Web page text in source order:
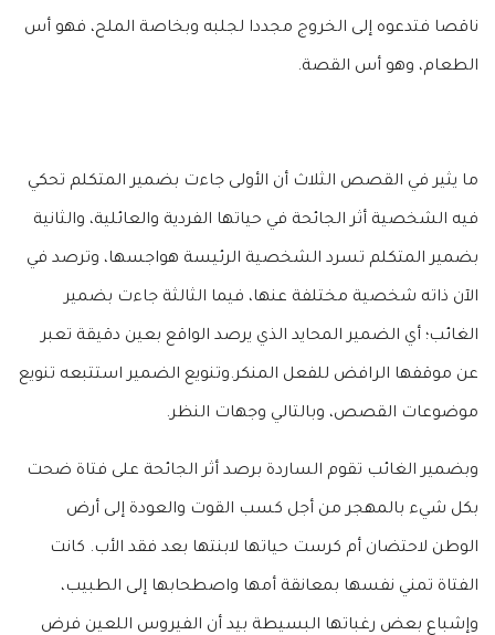
ناقصا فتدعوه إلى الخروج مجددا لجلبه وبخاصة الملح، فهو أس
الطعام، وهو أس القصة.
ما يثير في القصص الثلاث أن الأولى جاءت بضمير المتكلم تحكي
فيه الشخصية أثر الجائحة في حياتها الفردية والعائلية، والثانية
بضمير المتكلم تسرد الشخصية الرئيسة هواجسها، وترصد في
الآن ذاته شخصية مختلفة عنها، فيما الثالثة جاءت بضمير
الغائب؛ أي الضمير المحايد الذي يرصد الواقع بعين دقيقة تعبر
عن موقفها الرافض للفعل المنكر.وتنويع الضمير استتبعه تنويع
موضوعات القصص، وبالتالي وجهات النظر.
وبضمير الغائب تقوم الساردة برصد أثر الجائحة على فتاة ضحت
بكل شيء بالمهجر من أجل كسب القوت والعودة إلى أرض
الوطن لاحتضان أم كرست حياتها لابنتها بعد فقد الأب. كانت
الفتاة تمني نفسها بمعانقة أمها واصطحابها إلى الطبيب،
وإشباع بعض رغباتها البسيطة بيد أن الفيروس اللعين فرض